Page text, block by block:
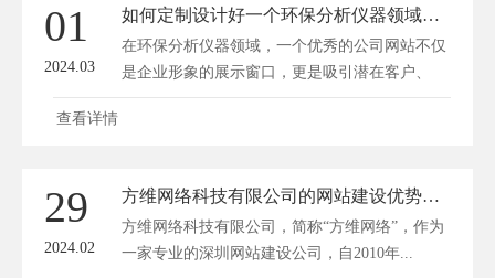
01
2024.03
如何定制设计好一个环保分析仪器领域公司网站
在环保分析仪器领域，一个优秀的公司网站不仅
是企业形象的展示窗口，更是吸引潜在客户、
推...
查看详情
29
2024.02
方维网络科技有限公司的网站建设优势分析
方维网络科技有限公司，简称“方维网络”，作为
一家专业的深圳网站建设公司，自2010年...